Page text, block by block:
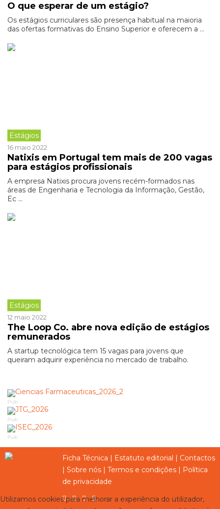
O que esperar de um estágio?
Os estágios curriculares são presença habitual na maioria
das ofertas formativas do Ensino Superior e oferecem a ...
Estágios
16 maio 2022
Natixis em Portugal tem mais de 200 vagas
para estágios profissionais
A empresa Natixis procura jovens recém-formados nas
áreas de Engenharia e Tecnologia da Informação, Gestão,
Ec ...
Estágios
12 maio 2022
The Loop Co. abre nova edição de estágios
remunerados
A startup tecnológica tem 15 vagas para jovens que
queiram adquirir experiência no mercado de trabalho.
Pub
Pub
Pub
Ficha Técnica | Estatuto editorial | Contactos
| Sobre nós | Termos e condições | Política
de privacidade
Utilizamos cookies para melhorar a experiência do utilizador,